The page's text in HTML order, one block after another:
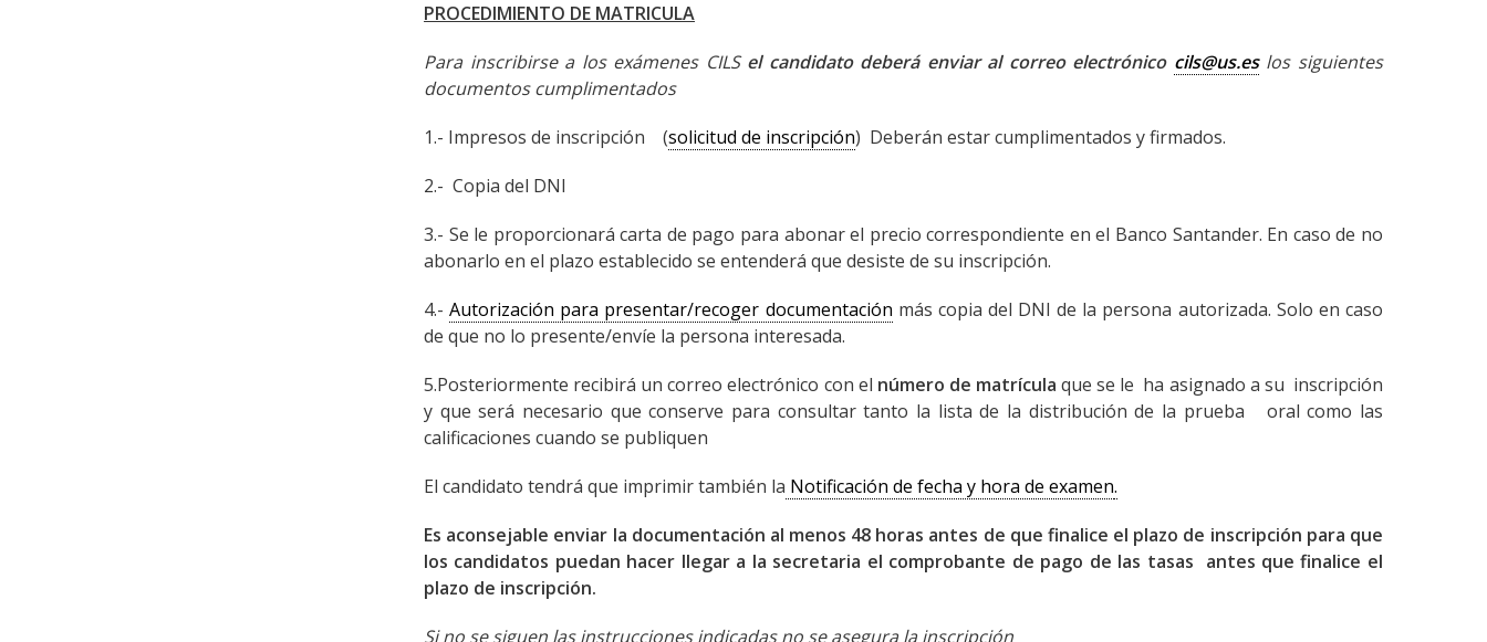
PROCEDIMIENTO DE MATRICULA
Para inscribirse a los exámenes CILS el candidato deberá enviar al correo electrónico cils@us.eslos siguientes
documentos cumplimentados
1.- Impresos de inscripción (solicitud de inscripción) Deberán estar cumplimentados y firmados.
2.- Copia del DNI
3.- Se le proporcionará carta de pago para abonar el precio correspondiente en el Banco Santander. En caso de no
abonarlo en el plazo establecido se entenderá que desiste de su inscripción.
4.-Autorización para presentar/recoger documentación más copia del DNI de la persona autorizada. Solo en caso
de que no lo presente/envíe la persona interesada.
5.Posteriormente recibirá un correo electrónico con el número de matrícula que se le ha asignado a su inscripción
y que será necesario que conserve para consultar tanto la lista de la distribución de la prueba oral como las
calificaciones cuando se publiquen
El candidato tendrá que imprimir también la Notificación de fecha y hora de examen.
Es aconsejable enviar la documentación al menos 48 horas antes de que finalice el plazo de inscripción para que
los candidatos puedan hacer llegar a la secretaria el comprobante de pago de las tasas antes que finalice el
plazo de inscripción.
Si no se siguen las instrucciones indicadas no se asegura la inscripción